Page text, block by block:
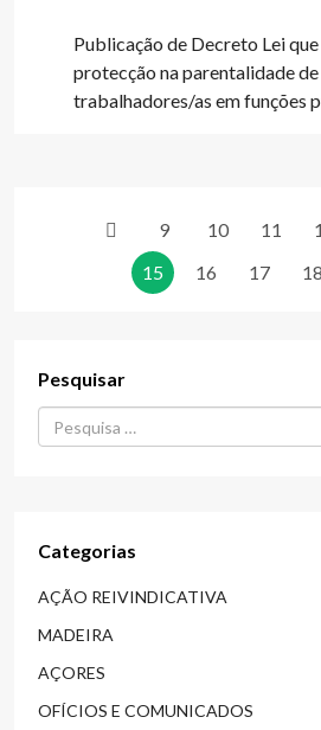
Publicação de Decreto Lei
protecção na parentalidade de
trabalhadores/as em funções
9 10 11
15
16 17 18
Pesquisar
Procurar...
Categorias
AÇÃO REIVINDICATIVA
MADEIRA
AÇORES
OFÍCIOS E COMUNICADOS